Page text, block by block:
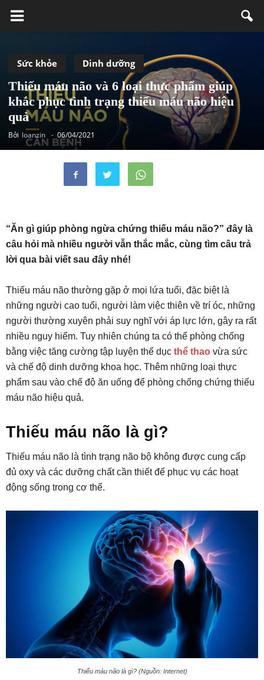
Sức khỏe Dinh dưỡng
Thiếu máu não và 6 loại thực phẩm giúp
khắc phục tình trạng thiếu máu não hiệu
quả
Bởi loanzin - 06/04/2021
“Ăn gì giúp phòng ngừa chứng thiếu máu não?” đây là
câu hỏi mà nhiều người vẫn thắc mắc, cùng tìm câu trả
lời qua bài viết sau đây nhé!
Thiếu máu não thường gặp ở mọi lứa tuổi, đặc biệt là
những người cao tuổi, người làm việc thiên về trí óc, những
người thường xuyên phải suy nghĩ với áp lực lớn, gây ra rất
nhiều nguy hiểm. Tuy nhiên chúng ta có thể phòng chống
bằng việc tăng cường tập luyện thể dục thể thao vừa sức
và chế độ dinh dưỡng khoa học. Thêm những loại thực
phẩm sau vào chế độ ăn uống để phòng chống chứng thiếu
máu não hiệu quả.
Thiếu máu não là gì?
Thiếu máu não là tình trạng não bộ không được cung cấp
đủ oxy và các dưỡng chất cần thiết để phục vụ các hoạt
động sống trong cơ thể.
Thiếu máu não là gì? (Nguồn: Internet)